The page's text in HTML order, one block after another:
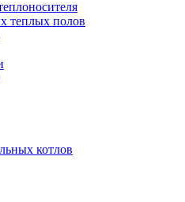
теплых полов
котлов